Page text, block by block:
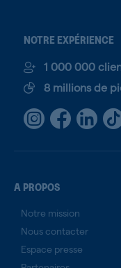
NOTRE EXPÉRIENCE
1 000 000
8 millions de
A PROPOS
Notre mission
Nous contacter
Espace presse